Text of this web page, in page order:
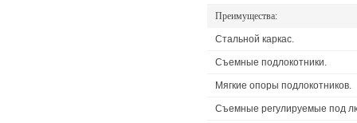
Преимущества:
Стальной каркас.
Съемные подлокотники.
Мягкие опоры подлокотников.
Съемные регулируемые под